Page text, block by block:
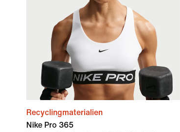
Recyclingmaterialien
Nike Pro 365